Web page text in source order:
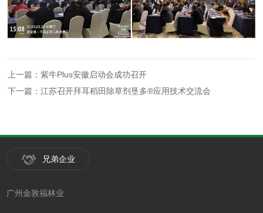
上一篇：紫牛Plus安徽启动会成功召开
下一篇：江苏召开拜耳稻田除草剂垦多®应用技术交流会
兄弟企业
广州金敦福林业